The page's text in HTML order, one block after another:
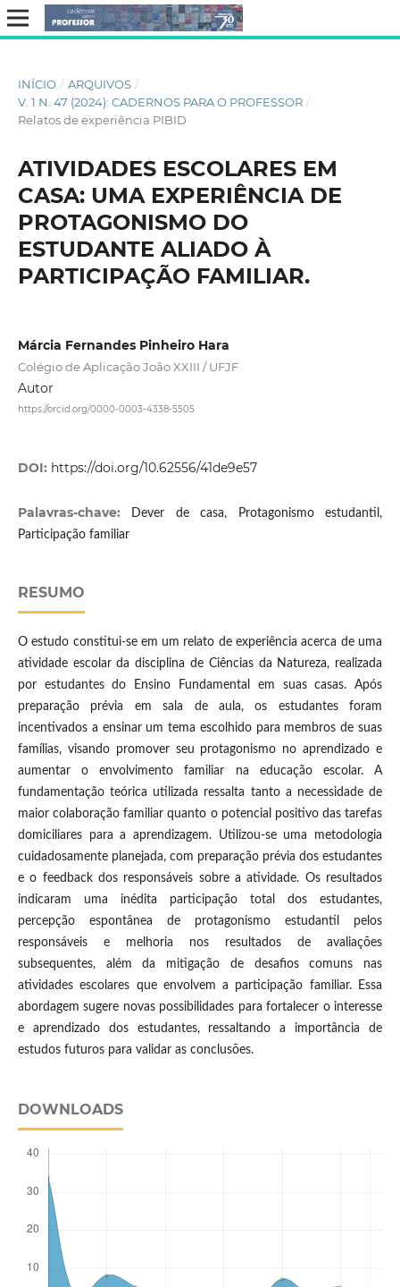
INÍCIO / ARQUIVOS /
V. 1 N. 47 (2024): CADERNOS PARA O PROFESSOR /
Relatos de experiência PIBID
ATIVIDADES ESCOLARES EM
CASA: UMA EXPERIÊNCIA DE
PROTAGONISMO DO
ESTUDANTE ALIADO À
PARTICIPAÇÃO FAMILIAR.
Márcia Fernandes Pinheiro Hara
Colégio de Aplicação João XXIII / UFJF
Autor
https://orcid.org/0000-0003-4338-5505
DOI: https://doi.org/10.62556/41de9e57
Palavras-chave:
Dever de casa, Protagonismo estudantil,
Participação familiar
RESUMO
O estudo constitui-se em um relato de experiência acerca de uma
atividade escolar da disciplina de Ciências da Natureza, realizada
por estudantes do Ensino Fundamental em suas casas. Após
preparação prévia em sala de aula, os estudantes foram
incentivados a ensinar um tema escolhido para membros de suas
famílias, visando promover seu protagonismo no aprendizado e
aumentar o envolvimento familiar na educação escolar. A
fundamentação teórica utilizada ressalta tanto a necessidade de
maior colaboração familiar quanto o potencial positivo das tarefas
domiciliares para a aprendizagem. Utilizou-se uma metodologia
cuidadosamente planejada, com preparação prévia dos estudantes
e o feedback dos responsáveis sobre a atividade. Os resultados
indicaram uma inédita participação total dos estudantes,
percepção espontânea de protagonismo estudantil pelos
responsáveis e melhoria nos resultados de avaliações
subsequentes, além da mitigação de desafios comuns nas
atividades escolares que envolvem a participação familiar. Essa
abordagem sugere novas possibilidades para fortalecer o interesse
e aprendizado dos estudantes, ressaltando a importância de
estudos futuros para validar as conclusões.
DOWNLOADS